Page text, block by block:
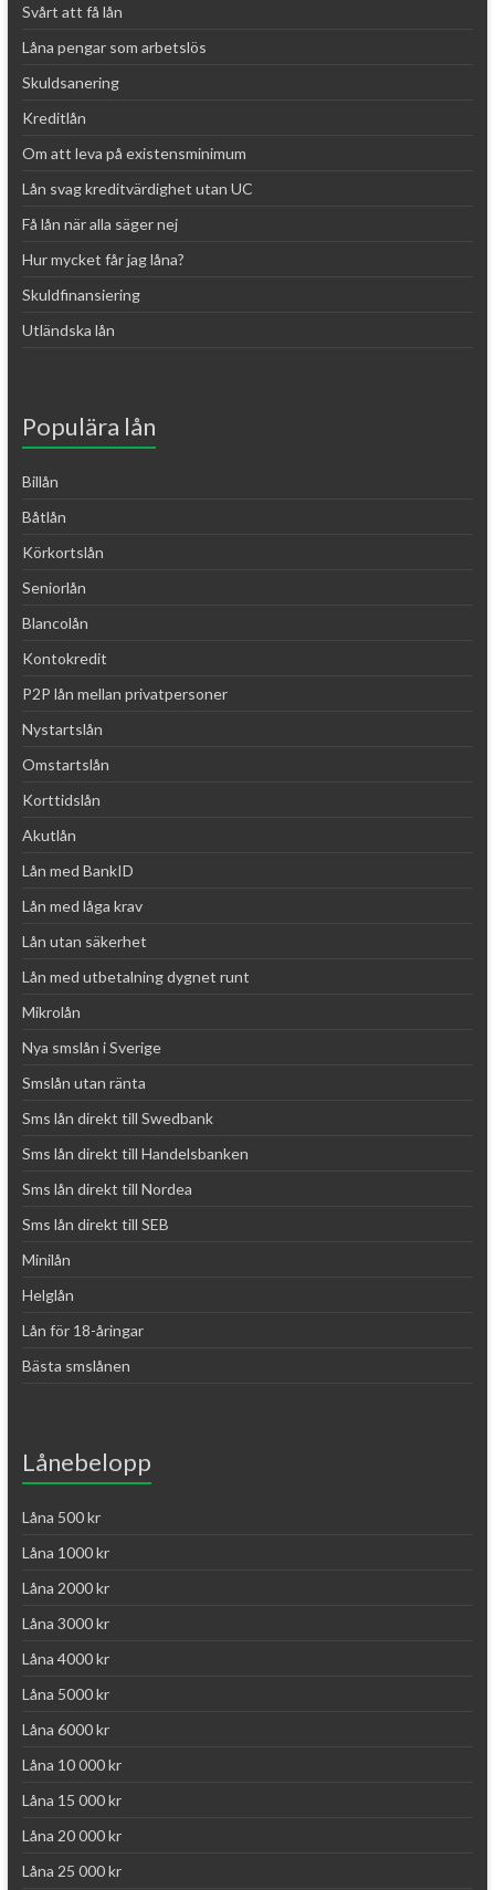
Svårt att få lån
Låna pengar som arbetslös
Skuldsanering
Kreditlån
Om att leva på existensminimum
Lån svag kreditvärdighet utan UC
Få lån när alla säger nej
Hur mycket får jag låna?
Skuldfinansiering
Utländska lån
Populära lån
Billån
Båtlån
Körkortslån
Seniorlån
Blancolån
Kontokredit
P2P lån mellan privatpersoner
Nystartslån
Omstartslån
Korttidslån
Akutlån
Lån med BankID
Lån med låga krav
Lån utan säkerhet
Lån med utbetalning dygnet runt
Mikrolån
Nya smslån i Sverige
Smslån utan ränta
Sms lån direkt till Swedbank
Sms lån direkt till Handelsbanken
Sms lån direkt till Nordea
Sms lån direkt till SEB
Minilån
Helglån
Lån för 18-åringar
Bästa smslånen
Lånebelopp
Låna 500 kr
Låna 1000 kr
Låna 2000 kr
Låna 3000 kr
Låna 4000 kr
Låna 5000 kr
Låna 6000 kr
Låna 10 000 kr
Låna 15 000 kr
Låna 20 000 kr
Låna 25 000 kr